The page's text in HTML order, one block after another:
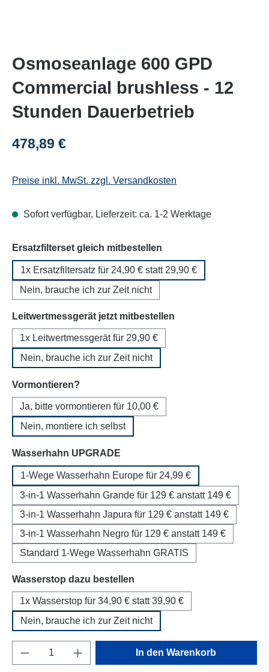
Osmoseanlage 600 GPD
Commercial brushless - 12
Stunden Dauerbetrieb
Regulärer Preis:
478,89 €
Preise inkl. MwSt. zzgl. Versandkosten
Sofort verfügbar, Lieferzeit: ca. 1-2 Werktage
Ersatzfilterset gleich mitbestellen
1x Ersatzfiltersatz für 24,90 € statt 29,90 €
Nein, brauche ich zur Zeit nicht
Leitwertmessgerät jetzt mitbestellen
1x Leitwertmessgerät für 29,90 €
Nein, brauche ich zur Zeit nicht
Vormontieren?
Ja, bitte vormontieren für 10,00 €
Nein, montiere ich selbst
Wasserhahn UPGRADE
1-Wege Wasserhahn Europe für 24,99 €
3-in-1 Wasserhahn Grande für 129 € anstatt 149 €
3-in-1 Wasserhahn Japura für 129 € anstatt 149 €
3-in-1 Wasserhahn Negro für 129 € anstatt 149 €
Standard 1-Wege Wasserhahn GRATIS
Wasserstop dazu bestellen
1x Wasserstop für 34,90 € statt 39,90 €
Nein, brauche ich zur Zeit nicht
Produkt Anzahl: Gib den gewünschten
In den Warenkorb